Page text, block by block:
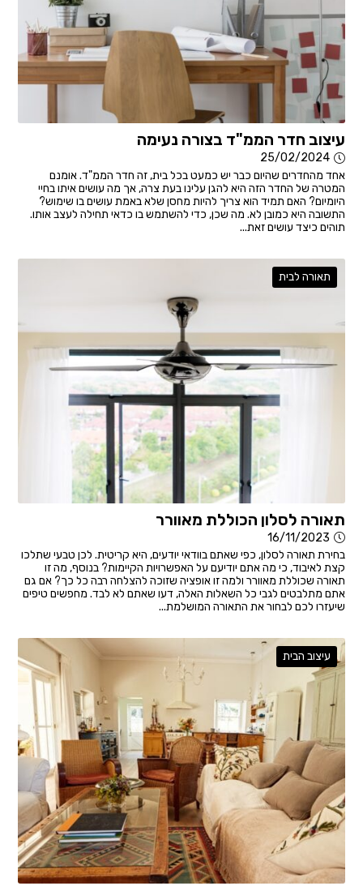
עיצוב חדר הממ"ד בצורה נעימה
25/02/2024
אחד מהחדרים שהיום כבר יש כמעט בכל בית, זה חדר הממ"ד. אומנם
המטרה של החדר הזה היא להגן עלינו בעת צרה, אך מה עושים איתו בחיי
היומיום? האם תמיד הוא צריך להיות מחסן שלא באמת עושים בו שימוש?
התשובה היא כמובן לא. מה שכן, כדי להשתמש בו כדאי תחילה לעצב אותו.
תוהים כיצד עושים זאת...
תאורה לבית
תאורה לסלון הכוללת מאוורר
16/11/2023
בחירת תאורה לסלון, כפי שאתם בוודאי יודעים, היא קריטית. לכן טבעי שתלכו
קצת לאיבוד, כי מה אתם יודיעם על האפשרויות הקיימות? בנוסף, מה זו
תאורה שכוללת מאוורר ולמה זו אופציה שזוכה להצלחה רבה כל כך? אם גם
אתם מתלבטים לגבי כל השאלות האלה, דעו שאתם לא לבד. מחפשים טיפים
שיעזרו לכם לבחור את התאורה המושלמת...
עיצוב הבית